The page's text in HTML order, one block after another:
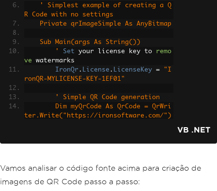
' Simplest example of creating a Q
R Code with no settings
    Private qrImageSimple As AnyBitmap
    Sub Main(args As String())
        '
Set your license key to remo
ve watermarks
IronQr . License . LicenseKey =
"I
ronQR-MYLICENSE-KEY-1EF01"
' Simple QR Code generation
ter.Write("https://ironsoftware.com/")
        qrImageSimple.SaveAs("simpleQR
Advanced Example to set all
parameters
VB .NET
Vamos analisar o código fonte acima para criação de
imagens de QR Code passo a passo: